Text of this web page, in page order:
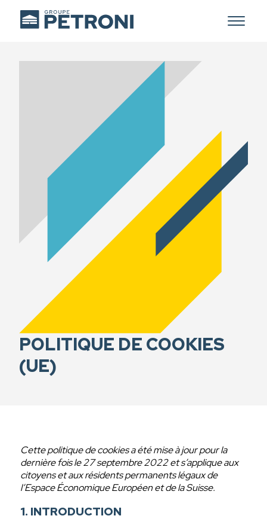
POLITIQUE DE COOKIES
(UE)
Cette politique de cookies a été mise à jour pour la
dernière fois le 27 septembre 2022 et s’applique aux
citoyens et aux résidents permanents légaux de
l’Espace Économique Européen et de la Suisse.
1. INTRODUCTION